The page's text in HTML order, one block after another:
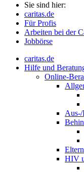
Sie sind hier:
caritas.de
Für Profis
Arbeiten bei der
Jobbörse
caritas.de
Hilfe und
Online-
HIV